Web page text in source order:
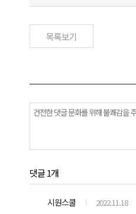
목록보기
댓글 1개
시원스쿨
2022.11.18